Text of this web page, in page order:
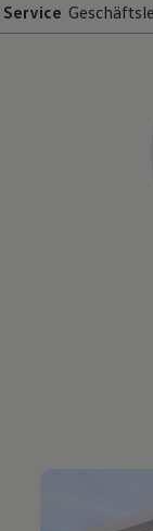
Service